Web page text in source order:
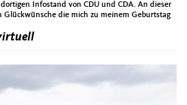
Infostand von CDU und CDA. An dieser
Glückwünsche die mich zu meinem Geburtstag